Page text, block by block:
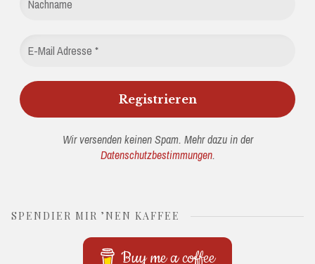
Wir versenden keinen Spam. Mehr dazu in der
Datenschutzbestimmungen.
SPENDIER MIR ’NEN KAFFEE
Buy me a coffee